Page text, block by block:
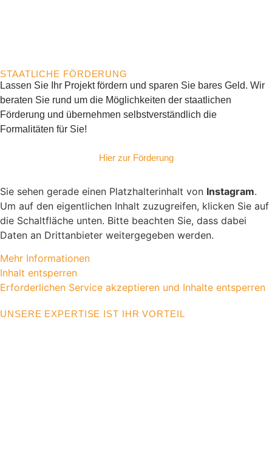
STAATLICHE FÖRDERUNG
Lassen Sie Ihr Projekt fördern und sparen Sie bares Geld. Wir
beraten Sie rund um die Möglichkeiten der staatlichen
Förderung und übernehmen selbstverständlich die
Formalitäten für Sie!
Hier zur Förderung
Sie sehen gerade einen Platzhalterinhalt von Instagram.
Um auf den eigentlichen Inhalt zuzugreifen, klicken Sie auf
die Schaltfläche unten. Bitte beachten Sie, dass dabei
Daten an Drittanbieter weitergegeben werden.
Mehr Informationen
Inhalt entsperren
Erforderlichen Service akzeptieren und Inhalte entsperren
UNSERE EXPERTISE IST IHR VORTEIL